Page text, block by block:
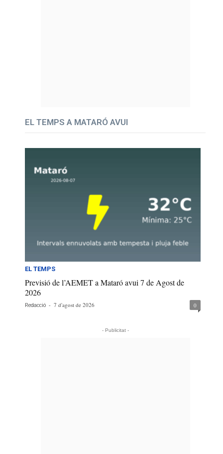
EL TEMPS A MATARÓ AVUI
EL TEMPS
Previsió de l’AEMET a Mataró avui 7 de Agost de
2026
Redacció - 7 d'agost de 2026 0
- Publicitat -